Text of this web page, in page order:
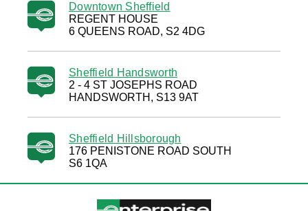
Downtown Sheffield
REGENT HOUSE
6 QUEENS ROAD, S2 4DG
Sheffield Handsworth
2 - 4 ST JOSEPHS ROAD
HANDSWORTH, S13 9AT
Sheffield Hillsborough
176 PENISTONE ROAD SOUTH
S6 1QA